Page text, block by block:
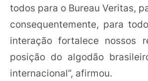
todos para o Bureau Veritas,
consequentemente, para
interação fortalece nossos
posição do algodão
internacional”, afirmou.